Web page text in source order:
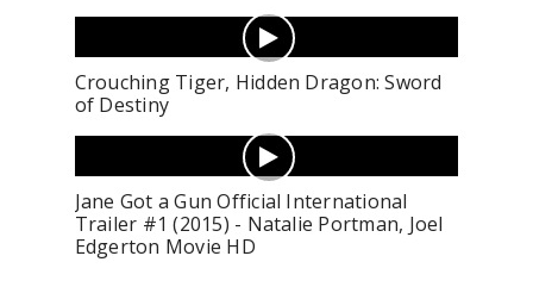
Crouching Tiger, Hidden Dragon: Sword
of Destiny
Jane Got a Gun Official International
Trailer #1 (2015) - Natalie Portman, Joel
Edgerton Movie HD